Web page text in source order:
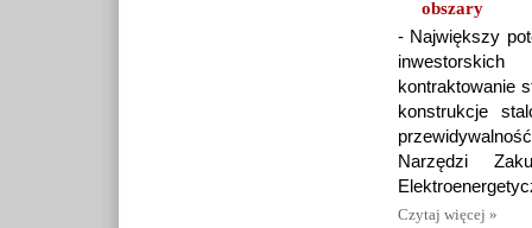
obszary
- Największy
inwestorskich
kontraktowanie
konstrukcje
Narzędzi
Czytaj więcej »